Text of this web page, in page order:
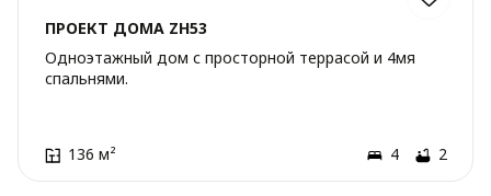
ПРОЕКТ ДОМА ZH53
Одноэтажный дом с просторной террасой и 4мя
спальнями.
136 м² 4 2